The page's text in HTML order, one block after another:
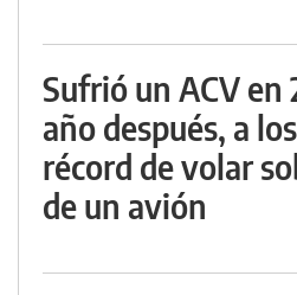
Sufrió un ACV en
año después, a
récord de volar
de un avión